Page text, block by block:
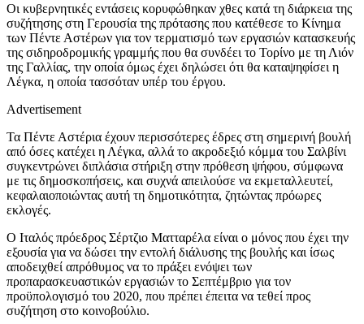
Οι κυβερνητικές εντάσεις κορυφώθηκαν χθες κατά τη διάρκεια της
συζήτησης στη Γερουσία της πρότασης που κατέθεσε το Κίνημα
των Πέντε Αστέρων για τον τερματισμό των εργασιών κατασκευής
της σιδηροδρομικής γραμμής που θα συνδέει το Τορίνο με τη Λιόν
της Γαλλίας, την οποία όμως έχει δηλώσει ότι θα καταψηφίσει η
Λέγκα, η οποία τασσόταν υπέρ του έργου.
Advertisement
Τα Πέντε Αστέρια έχουν περισσότερες έδρες στη σημερινή βουλή
από όσες κατέχει η Λέγκα, αλλά το ακροδεξιό κόμμα του Σαλβίνι
συγκεντρώνει διπλάσια στήριξη στην πρόθεση ψήφου, σύμφωνα
με τις δημοσκοπήσεις, και συχνά απειλούσε να εκμεταλλευτεί,
κεφαλαιοποιώντας αυτή τη δημοτικότητα, ζητώντας πρόωρες
εκλογές.
Ο Ιταλός πρόεδρος Σέρτζιο Ματταρέλα είναι ο μόνος που έχει την
εξουσία για να δώσει την εντολή διάλυσης της βουλής και ίσως
αποδειχθεί απρόθυμος να το πράξει ενόψει των
προπαρασκευαστικών εργασιών το Σεπτέμβριο για τον
προϋπολογισμό του 2020, που πρέπει έπειτα να τεθεί προς
συζήτηση στο κοινοβούλιο.